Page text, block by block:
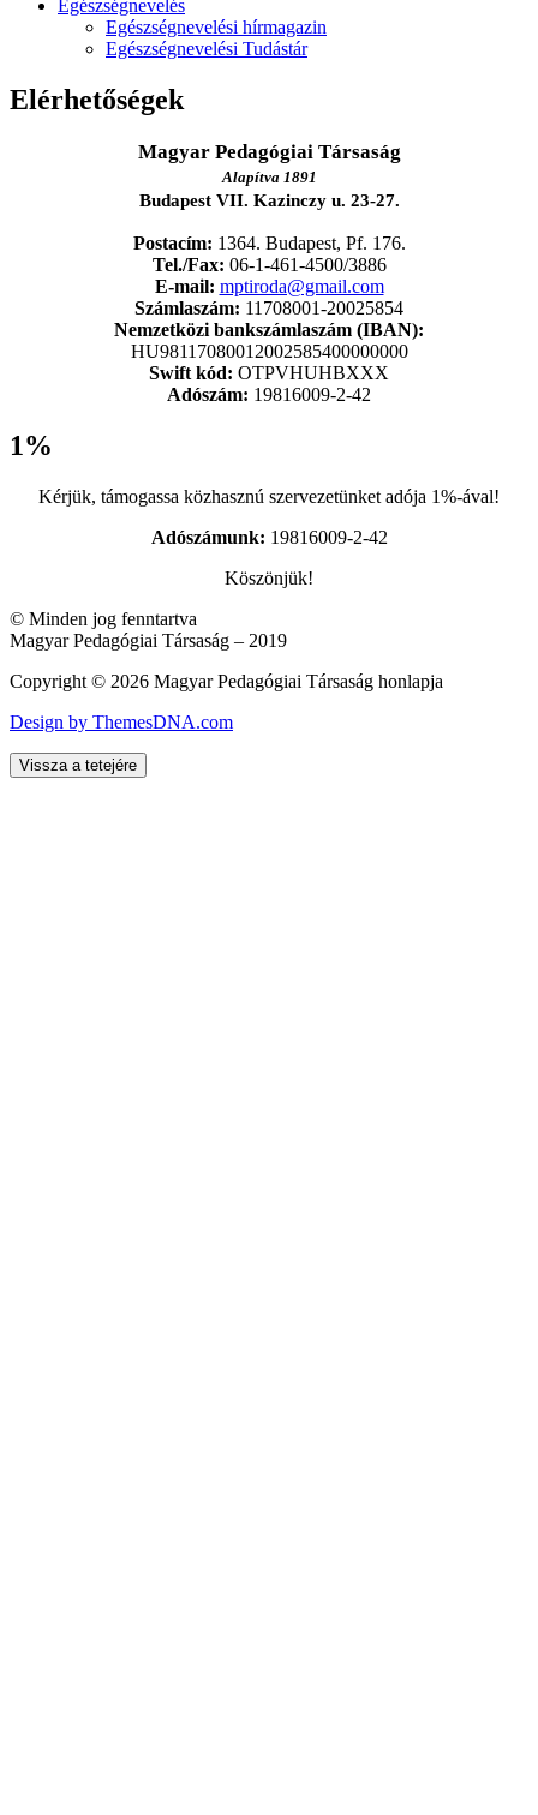
Egészségnevelés
Egészségnevelési hírmagazin
Egészségnevelési Tudástár
Elérhetőségek
Magyar Pedagógiai Társaság
Alapítva 1891
Budapest VII. Kazinczy u. 23-27.
Postacím: 1364. Budapest, Pf. 176.
Tel./Fax: 06-1-461-4500/3886
E-mail: mptiroda@gmail.com
Számlaszám: 11708001-20025854
Nemzetközi bankszámlaszám (IBAN):
HU98117080012002585400000000
Swift kód: OTPVHUHBXXX
Adószám: 19816009-2-42
1%
Kérjük, támogassa közhasznú szervezetünket adója 1%-ával!
Adószámunk: 19816009-2-42
Köszönjük!
© Minden jog fenntartva
Magyar Pedagógiai Társaság – 2019
Copyright © 2026 Magyar Pedagógiai Társaság honlapja
Design by ThemesDNA.com
Vissza a tetejére